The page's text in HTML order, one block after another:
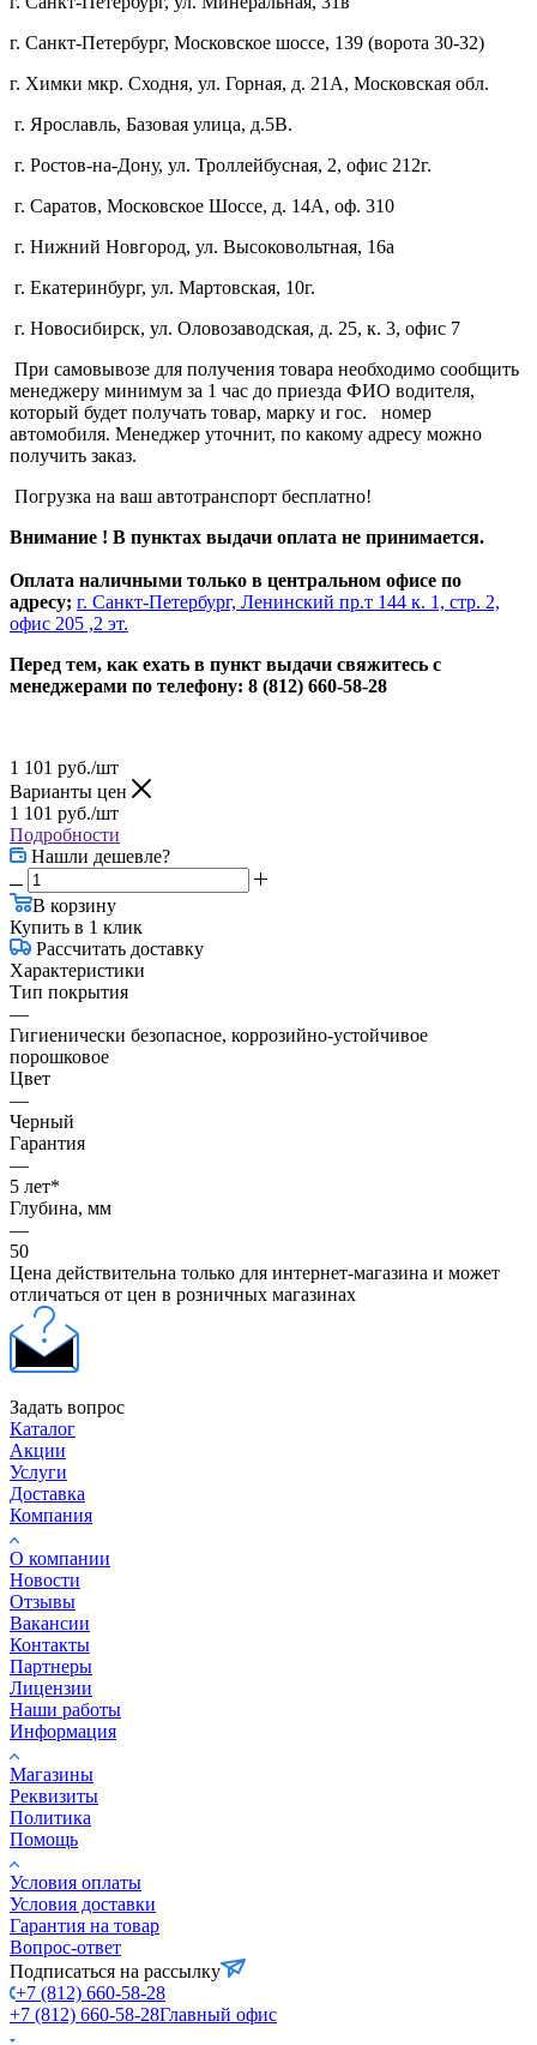
г. Санкт-Петербург, Московское шоссе, 139 (ворота 30-32)
г. Химки мкр. Сходня, ул. Горная, д. 21А, Московская обл.
г. Ярославль, Базовая улица, д.5В.
г. Ростов-на-Дону, ул. Троллейбусная, 2, офис 212г.
г. Саратов, Московское Шоссе, д. 14А, оф. 310
г. Нижний Новгород, ул. Высоковольтная, 16а
г. Екатеринбург, ул. Мартовская, 10г.
г. Новосибирск, ул. Оловозаводская, д. 25, к. 3, офис 7
При самовывозе для получения товара необходимо сообщить
менеджеру минимум за 1 час до приезда ФИО водителя,
который будет получать товар, марку и гос. номер
автомобиля. Менеджер уточнит, по какому адресу можно
получить заказ.
Погрузка на ваш автотранспорт бесплатно!
Внимание ! В пунктах выдачи оплата не принимается.
Оплата наличными только в центральном офисе по
адресу; г. Санкт-Петербург, Ленинский пр.т 144 к. 1, стр. 2,
офис 205 ,2 эт.
Перед тем, как ехать в пункт выдачи свяжитесь с
менеджерами по телефону: 8 (812) 660-58-28
1 101 руб./шт
Варианты цен
1 101 руб./шт
Подробности
Нашли дешевле?
В корзину
Купить в 1 клик
Рассчитать доставку
Характеристики
Тип покрытия
—
Гигиенически безопасное, коррозийно-устойчивое
порошковое
Цвет
—
Черный
Гарантия
—
5 лет*
Глубина, мм
—
50
Цена действительна только для интернет-магазина и может
отличаться от цен в розничных магазинах
Задать вопрос
Каталог
Акции
Услуги
Доставка
Компания
О компании
Новости
Отзывы
Вакансии
Контакты
Партнеры
Лицензии
Наши работы
Информация
Магазины
Реквизиты
Политика
Помощь
Условия оплаты
Условия доставки
Гарантия на товар
Вопрос-ответ
Подписаться на рассылку
+7 (812) 660-58-28
+7 (812) 660-58-28Главный офис